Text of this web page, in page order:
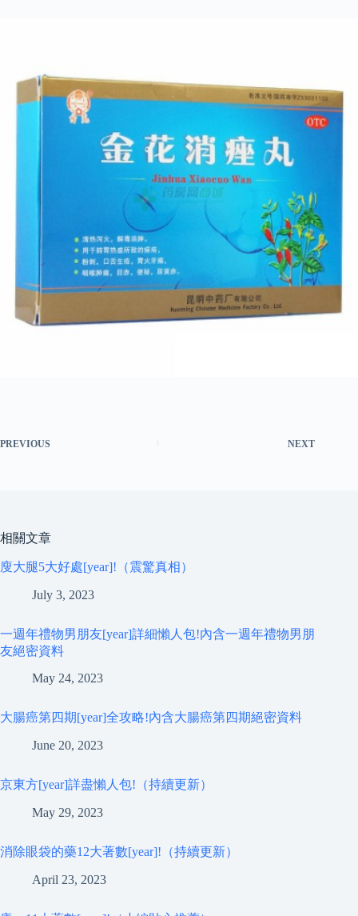
PREVIOUS NEXT
相關文章
廋大腿5大好處[year]!（震驚真相）
July 3, 2023
一週年禮物男朋友[year]詳細懶人包!內含一週年禮物男朋
友絕密資料
May 24, 2023
大腸癌第四期[year]全攻略!內含大腸癌第四期絕密資料
June 20, 2023
京東方[year]詳盡懶人包!（持續更新）
May 29, 2023
消除眼袋的藥12大著數[year]!（持續更新）
April 23, 2023